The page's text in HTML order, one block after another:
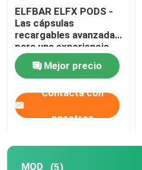
Vape disponible
Sistema de la vaina
Vainas
MOD
ELFBAR ELFX PODS -
Las cápsulas
recargables avanzadas
para una experiencia
de vapeo rica y
personalizable
Mejor precio
Contacta con
nosotros
MOD (5)